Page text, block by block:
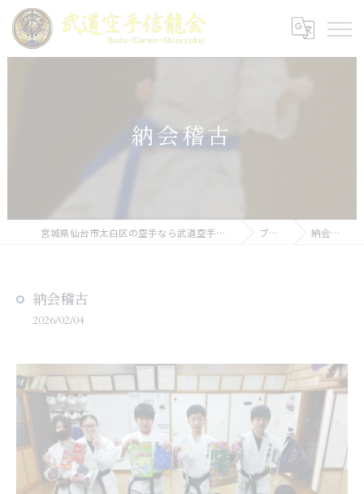
納会稽古
宮城県仙台市太白区の空手なら武道空手信龍会 ブログ 納会稽古
納会稽古
2026/02/04